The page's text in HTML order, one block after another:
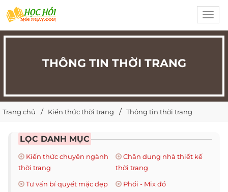
THÔNG TIN THỜI TRANG
Trang chủ Kiến thức thời trang Thông tin thời trang
LỌC DANH MỤC
Kiến thức chuyên ngành
thời trang
Chân dung nhà thiết kế
thời trang
Tư vấn bí quyết mặc đẹp
Phối - Mix đồ